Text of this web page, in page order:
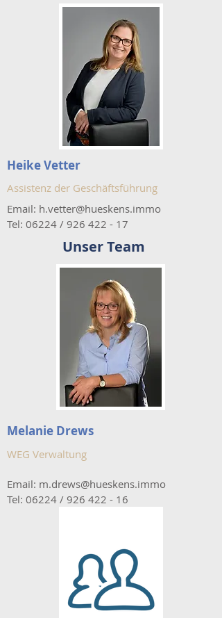
Heike Vetter
Assistenz der Geschäftsführung
Email: h.vetter@hueskens.immo
Tel: 06224 / 926 422 - 17
Unser Team
Melanie Drews
WEG Verwaltung
Email: m.drews@hueskens.immo
Tel: 06224 / 926 422 - 16